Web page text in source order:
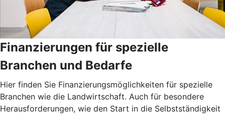
Finanzierungen für spezielle
Branchen und Bedarfe
Hier finden Sie Finanzierungsmöglichkeiten für spezielle
Branchen wie die Landwirtschaft. Auch für besondere
Herausforderungen, wie den Start in die Selbstständigkeit